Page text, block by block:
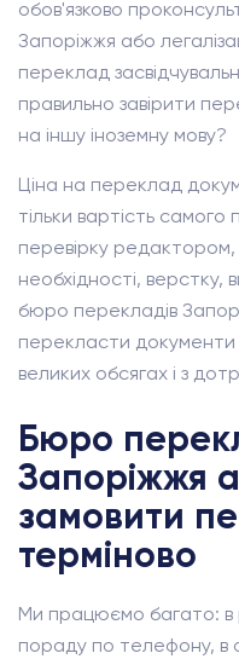
обов'язково
Запоріжжя або
переклад
правильно завірити
на іншу іноземну мову?
Ціна на переклад
тільки вартість
перевірку
необхідності, верстку,
бюро перекладів
перекласти документи
великих обсягах і з
Бюро
Запоріжжя
замовити
терміново
Ми працюємо багато:
пораду по телефону, в